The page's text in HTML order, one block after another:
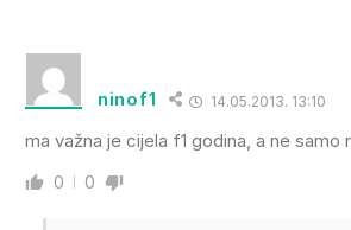
ninof1 14.05.2013. 13:10
ma važna je cijela f1 godina, a ne samo
0 0